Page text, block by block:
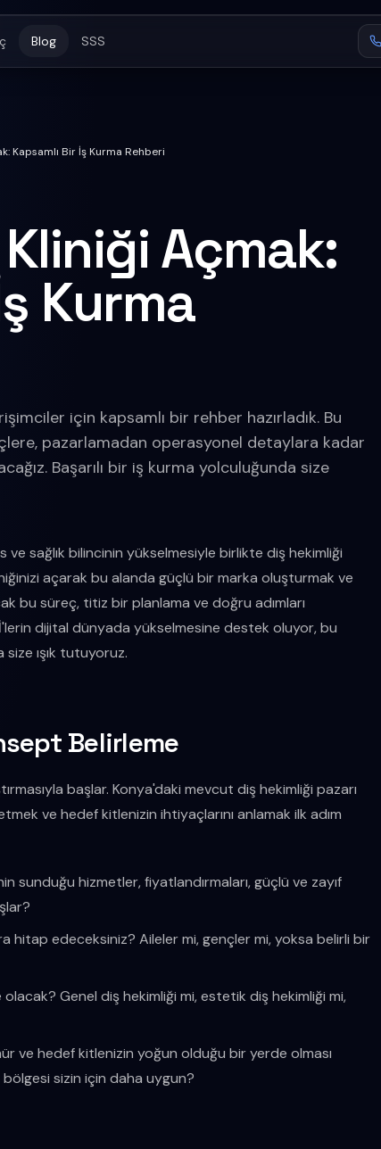
Blog SSS
Kapsamlı Bir İş Kurma Rehberi
Açmak:
Kurma
için kapsamlı bir rehber hazırladık. Bu
pazarlamadan operasyonel detaylara kadar
Başarılı bir iş kurma yolculuğunda size
sağlık bilincinin yükselmesiyle birlikte diş hekimliği
açarak bu alanda güçlü bir marka oluşturmak ve
bu süreç, titiz bir planlama ve doğru adımları
dijital dünyada yükselmesine destek oluyor, bu
ışık tutuyoruz.
Belirleme
başlar. Konya'daki mevcut diş hekimliği pazarı
ve hedef kitlenizin ihtiyaçlarını anlamak ilk adım
sunduğu hizmetler, fiyatlandırmaları, güçlü ve zayıf
hitap edeceksiniz? Aileler mi, gençler mi, yoksa belirli bir
Genel diş hekimliği mi, estetik diş hekimliği mi,
ve hedef kitlenizin yoğun olduğu bir yerde olması
sizin için daha uygun?